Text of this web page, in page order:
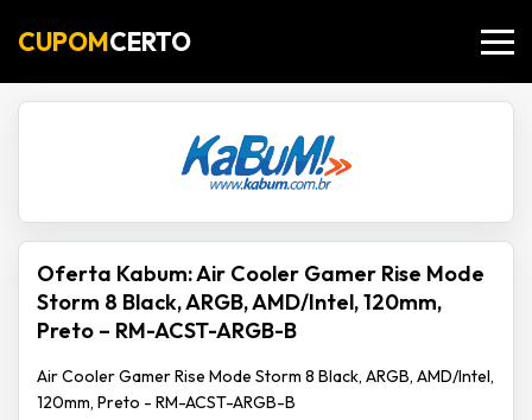
CUPOMCERTO
Oferta Kabum: Air Cooler Gamer Rise Mode
Storm 8 Black, ARGB, AMD/Intel, 120mm,
Preto – RM-ACST-ARGB-B
Air Cooler Gamer Rise Mode Storm 8 Black, ARGB, AMD/Intel,
120mm, Preto - RM-ACST-ARGB-B